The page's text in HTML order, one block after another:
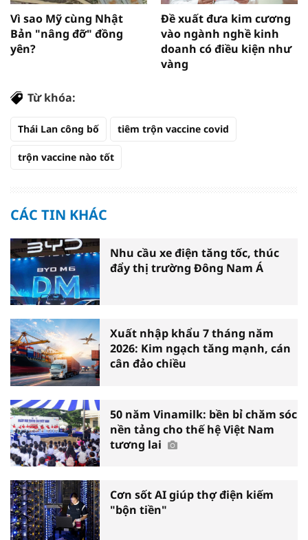
Vì sao Mỹ cùng Nhật
Bản "nâng đỡ" đồng
yên?
Đề xuất đưa kim cương
vào ngành nghề kinh
doanh có điều kiện như
vàng
Từ khóa:
Thái Lan công bố tiêm trộn vaccine covid
trộn vaccine nào tốt
CÁC TIN KHÁC
Nhu cầu xe điện tăng tốc, thúc
đẩy thị trường Đông Nam Á
Xuất nhập khẩu 7 tháng năm
2026: Kim ngạch tăng mạnh, cán
cân đảo chiều
50 năm Vinamilk: bền bỉ chăm sóc
nền tảng cho thế hệ Việt Nam
tương lai
Cơn sốt AI giúp thợ điện kiếm
"bộn tiền"